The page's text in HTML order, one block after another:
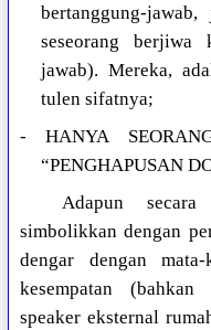
bertanggung-
seseorang berjiwa
jawab). Mereka,
tulen sifatnya;
- HANYA
“PENGHAPUSAN
Adapun
simbolikkan dengan
dengar dengan
kesempatan
speaker eksternal